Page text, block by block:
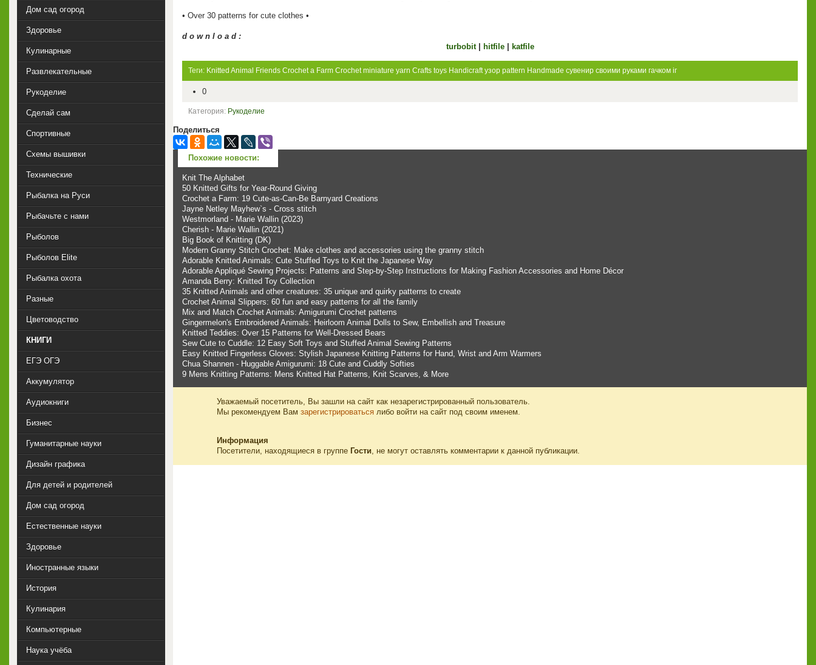
• Over 30 patterns for cute clothes •
d o w n l o a d :
turbobit
hitfile katfile
Теги: Knitted Animal Friends Crochet a Farm Crochet miniature yarn Crafts toys Handicraft узор pattern Handmade сувенир своими руками гачком іг
0
Категория: Рукоделие
Поделиться
Похожие новости:
Knit The Alphabet
50 Knitted Gifts for Year-Round Giving
Crochet a Farm: 19 Cute-as-Can-Be Barnyard Creations
Jayne Netley Mayhew`s - Cross stitch
Westmorland - Marie Wallin (2023)
Cherish - Marie Wallin (2021)
Big Book of Knitting (DK)
Modern Granny Stitch Crochet: Make clothes and accessories using the granny stitch
Adorable Knitted Animals: Cute Stuffed Toys to Knit the Japanese Way
Adorable Appliqué Sewing Projects: Patterns and Step-by-Step Instructions for Making Fashion Accessories and Home Décor
Amanda Berry: Knitted Toy Collection
35 Knitted Animals and other creatures: 35 unique and quirky patterns to create
Crochet Animal Slippers: 60 fun and easy patterns for all the family
Mix and Match Crochet Animals: Amigurumi Crochet patterns
Gingermelon's Embroidered Animals: Heirloom Animal Dolls to Sew, Embellish and Treasure
Knitted Teddies: Over 15 Patterns for Well-Dressed Bears
Sew Cute to Cuddle: 12 Easy Soft Toys and Stuffed Animal Sewing Patterns
Easy Knitted Fingerless Gloves: Stylish Japanese Knitting Patterns for Hand, Wrist and Arm Warmers
Chua Shannen - Huggable Amigurumi: 18 Cute and Cuddly Softies
9 Mens Knitting Patterns: Mens Knitted Hat Patterns, Knit Scarves, & More
Уважаемый посетитель, Вы зашли на сайт как незарегистрированный пользователь.
Мы рекомендуем Вам зарегистрироваться либо войти на сайт под своим именем.
Информация
Посетители, находящиеся в группе Гости , не могут оставлять комментарии к данной публикации.
Дом сад огород
Здоровье
Кулинарные
Развлекательные
Рукоделие
Сделай сам
Спортивные
Схемы вышивки
Технические
Рыбалка на Руси
Рыбачьте с нами
Рыболов
Рыболов Elite
Рыбалка охота
Разные
Цветоводство
КНИГИ
ЕГЭ ОГЭ
Аккумулятор
Аудиокниги
Бизнес
Гуманитарные науки
Дизайн графика
Для детей и родителей
Дом сад огород
Естественные науки
Здоровье
Иностранные языки
История
Кулинария
Компьютерные
Наука учёба